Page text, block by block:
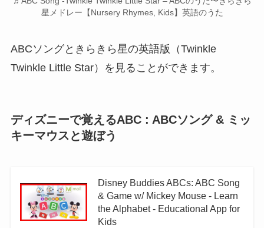
星メドレー【Nursery Rhymes, Kids】英語のうた
ABCソングときらきら星の英語版（Twinkle
Twinkle Little Star）を見ることができます。
ディズニーで覚えるABC : ABCソング & ミッ
キーマウスと遊ぼう
Disney Buddies ABCs: ABC Song
& Game w/ Mickey Mouse - Learn
the Alphabet - Educational App for
Kids